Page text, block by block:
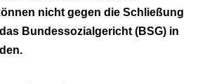
nicht gegen die Schließung
Bundessozialgericht (BSG) in